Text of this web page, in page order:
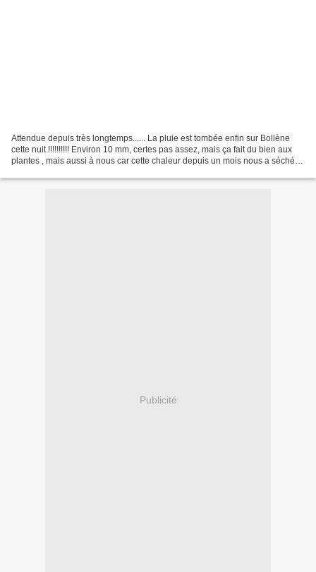
Attendue depuis très longtemps...... La pluie est tombée enfin sur Bollène
cette nuit !!!!!!!!!! Environ 10 mm, certes pas assez, mais ça fait du bien aux
plantes , mais aussi à nous car cette chaleur depuis un mois nous a séché
Publicité